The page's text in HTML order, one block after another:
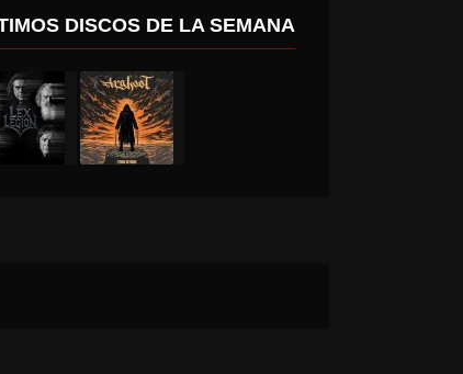
DISCOS DE LA SEMANA